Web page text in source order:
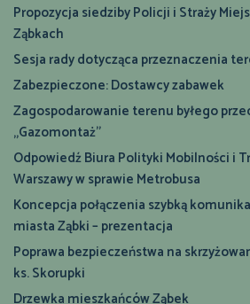
Propozycja siedziby Policji i Straży
Ząbkach
Sesja rady dotycząca przeznaczenia
Zabezpieczone: Dostawcy zabawek
Zagospodarowanie terenu byłego
„Gazomontaż”
Odpowiedź Biura Polityki Mobilności i
Warszawy w sprawie Metrobusa
Koncepcja połączenia szybką
miasta Ząbki – prezentacja
Poprawa bezpieczeństwa na
ks. Skorupki
Drzewka mieszkańców Ząbek